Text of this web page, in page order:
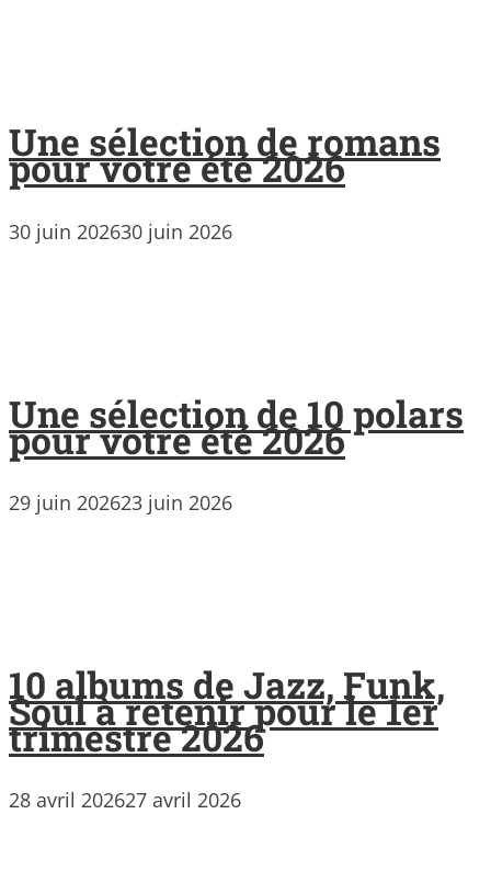
Une sélection de romans
pour votre été 2026
30 juin 202630 juin 2026
Une sélection de 10 polars
pour votre été 2026
29 juin 202623 juin 2026
10 albums de Jazz, Funk,
Soul à retenir pour le 1er
trimestre 2026
28 avril 202627 avril 2026